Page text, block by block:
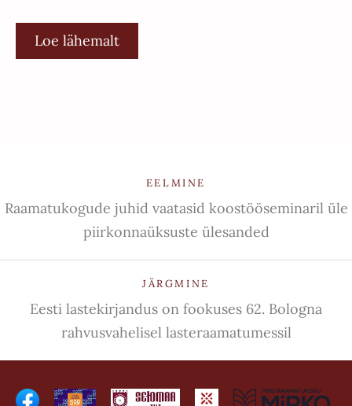
Loe lähemalt
EELMINE
Raamatukogude juhid vaatasid koostööseminaril üle
piirkonnaüksuste ülesanded
JÄRGMINE
Eesti lastekirjandus on fookuses 62. Bologna
rahvusvahelisel lasteraamatumessil